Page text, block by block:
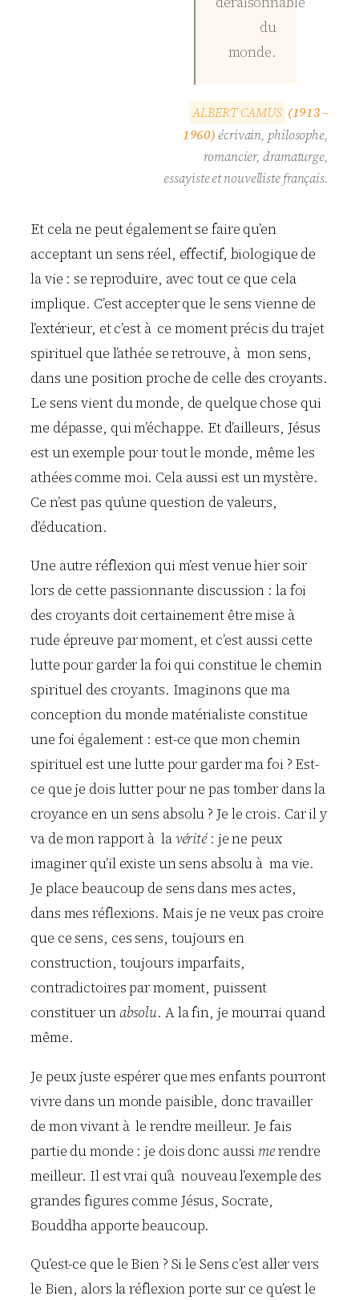
du
monde.
ALBERT CAMUS (1913 –
1960) écrivain, philosophe,
romancier, dramaturge,
essayiste et nouvelliste français.
Et cela ne peut également se faire qu’en
acceptant un sens réel, effectif, biologique de
la vie : se reproduire, avec tout ce que cela
implique. C’est accepter que le sens vienne de
l’extérieur, et c’est à ce moment précis du trajet
spirituel que l’athée se retrouve, à mon sens,
dans une position proche de celle des croyants.
Le sens vient du monde, de quelque chose qui
me dépasse, qui m’échappe. Et d’ailleurs, Jésus
est un exemple pour tout le monde, même les
athées comme moi. Cela aussi est un mystère.
Ce n’est pas qu’une question de valeurs,
d’éducation.
Une autre réflexion qui m’est venue hier soir
lors de cette passionnante discussion : la foi
des croyants doit certainement être mise à
rude épreuve par moment, et c’est aussi cette
lutte pour garder la foi qui constitue le chemin
spirituel des croyants. Imaginons que ma
conception du monde matérialiste constitue
une foi également : est-ce que mon chemin
spirituel est une lutte pour garder ma foi ? Est-
ce que je dois lutter pour ne pas tomber dans la
croyance en un sens absolu ? Je le crois. Car il y
va de mon rapport à lavérité: je ne peux
imaginer qu’il existe un sens absolu à ma vie.
Je place beaucoup de sens dans mes actes,
dans mes réflexions. Mais je ne veux pas croire
que ce sens, ces sens, toujours en
construction, toujours imparfaits,
contradictoires par moment, puissent
constituer unabsolu. A la fin, je mourrai quand
même.
Je peux juste espérer que mes enfants pourront
vivre dans un monde paisible, donc travailler
de mon vivant à le rendre meilleur. Je fais
partie du monde : je dois donc aussi merendre
meilleur. Il est vrai qu’à nouveau l’exemple des
grandes figures comme Jésus, Socrate,
Bouddha apporte beaucoup.
Qu’est-ce que le Bien ? Si le Sens c’est aller vers
le Bien, alors la réflexion porte sur ce qu’est le